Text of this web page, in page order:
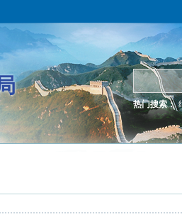
热门搜索：